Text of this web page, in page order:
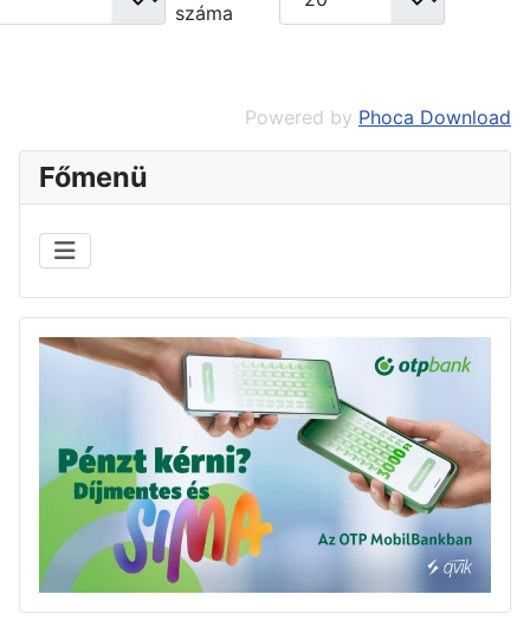
Főmenü
száma
Powered by Phoca Download